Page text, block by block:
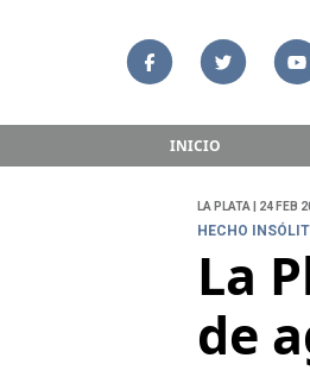
INICIO
LA PLATA | 24 FEB
HECHO
La
de